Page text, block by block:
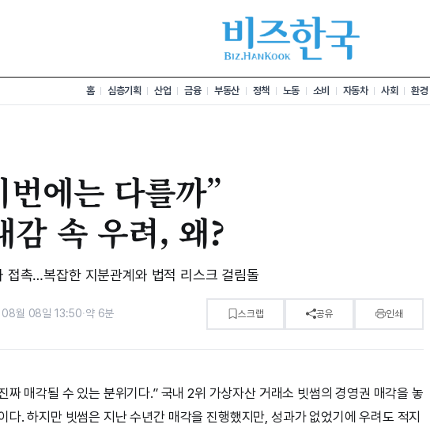
홈 심층기획 산업 금융 부동산 정책 노동 소비 자동차 사회 환경
에는 다를까”
감 속 우려, 왜?
접촉…복잡한 지분관계와 법적 리스크 걸림돌
월 08일 13:50·약 6분 스크랩 공유 인쇄
짜 매각될 수 있는 분위기다.” 국내 2위 가상자산 거래소 빗썸의 경영권 매각을 놓
다. 하지만 빗썸은 지난 수년간 매각을 진행했지만, 성과가 없었기에 우려도 적지